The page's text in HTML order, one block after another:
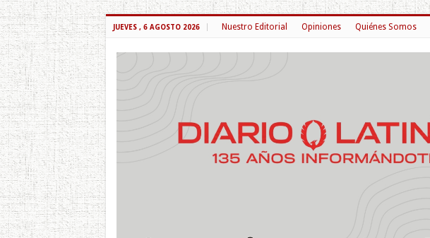
JUEVES , 6 AGOSTO 2026 Nuestro Editorial Opiniones Quiénes Somos